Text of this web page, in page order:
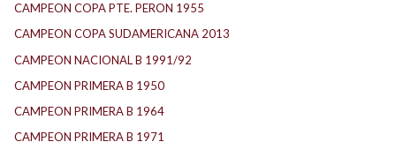
CAMPEON COPA PTE. PERON 1955
CAMPEON COPA SUDAMERICANA 2013
CAMPEON NACIONAL B 1991/92
CAMPEON PRIMERA B 1950
CAMPEON PRIMERA B 1964
CAMPEON PRIMERA B 1971